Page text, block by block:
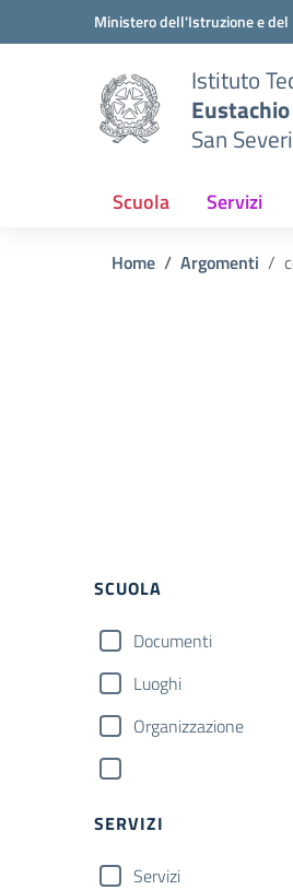
Vai ai contenuti
Vai al menu di navigazione
Ministero dell'Istruzione e
Istituto
San
Scuola Servizi
Home Argomenti
SCUOLA
Documenti
Luoghi
Organizzazione
SERVIZI
Servizi